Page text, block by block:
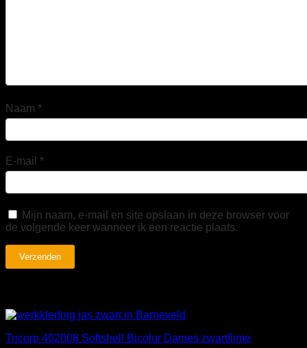
Naam *
E-mail *
Mijn naam, e-mail en site opslaan in deze browser voor
de volgende keer wanneer ik een reactie plaats.
Tricorp 402008 Softshell Bicolor Dames zwart/lime